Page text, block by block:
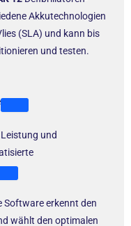
Akkutechnologien
(SLA) und kann bis
und testen.
und
Software erkennt den
wählt den optimalen